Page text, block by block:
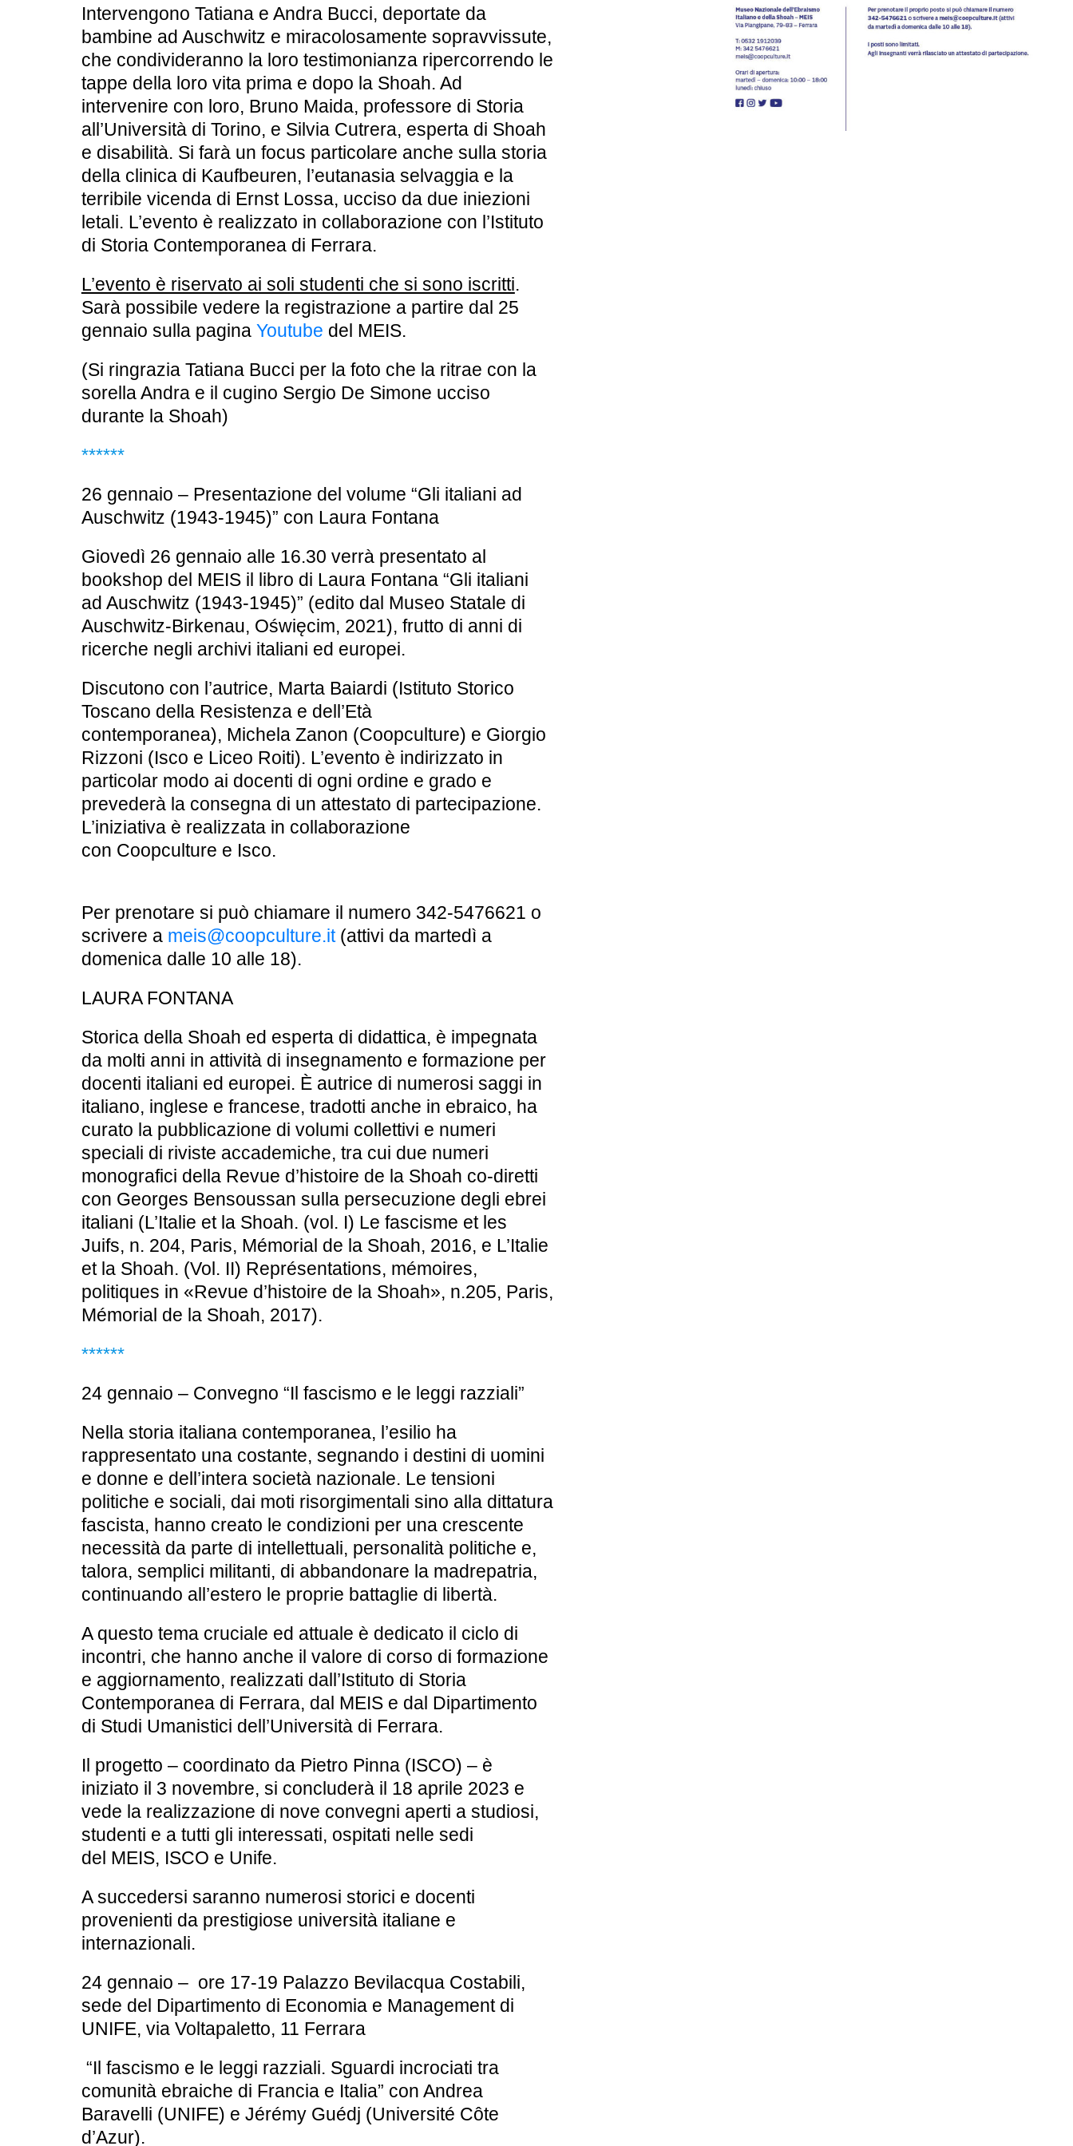
Intervengono Tatiana e Andra Bucci, deportate da
bambine ad Auschwitz e miracolosamente sopravvissute,
che condivideranno la loro testimonianza ripercorrendo le
tappe della loro vita prima e dopo la Shoah. Ad
intervenire con loro, Bruno Maida, professore di Storia
all’Università di Torino, e Silvia Cutrera, esperta di Shoah
e disabilità. Si farà un focus particolare anche sulla storia
della clinica di Kaufbeuren, l’eutanasia selvaggia e la
terribile vicenda di Ernst Lossa, ucciso da due iniezioni
letali. L’evento è realizzato in collaborazione con l’Istituto
di Storia Contemporanea di Ferrara.
L’evento è riservato ai soli studenti che si sono iscritti.
Sarà possibile vedere la registrazione a partire dal 25
gennaio sulla pagina Youtube del MEIS.
(Si ringrazia Tatiana Bucci per la foto che la ritrae con la
sorella Andra e il cugino Sergio De Simone ucciso
durante la Shoah)
******
26 gennaio – Presentazione del volume “Gli italiani ad
Auschwitz (1943-1945)” con Laura Fontana
Giovedì 26 gennaio alle 16.30 verrà presentato al
bookshop del MEIS il libro di Laura Fontana “Gli italiani
ad Auschwitz (1943-1945)” (edito dal Museo Statale di
Auschwitz-Birkenau, Oświęcim, 2021), frutto di anni di
ricerche negli archivi italiani ed europei.
Discutono con l’autrice, Marta Baiardi (Istituto Storico
Toscano della Resistenza e dell’Età
contemporanea), Michela Zanon (Coopculture) e Giorgio
Rizzoni (Isco e Liceo Roiti). L’evento è indirizzato in
particolar modo ai docenti di ogni ordine e grado e
prevederà la consegna di un attestato di partecipazione.
L’iniziativa è realizzata in collaborazione
con Coopculture e Isco.
Per prenotare si può chiamare il numero 342-5476621 o
scrivere a meis@coopculture.it(attivi da martedì a
domenica dalle 10 alle 18).
LAURA FONTANA
Storica della Shoah ed esperta di didattica, è impegnata
da molti anni in attività di insegnamento e formazione per
docenti italiani ed europei. È autrice di numerosi saggi in
italiano, inglese e francese, tradotti anche in ebraico, ha
curato la pubblicazione di volumi collettivi e numeri
speciali di riviste accademiche, tra cui due numeri
monografici della Revue d’histoire de la Shoah co-diretti
con Georges Bensoussan sulla persecuzione degli ebrei
italiani (L’Italie et la Shoah. (vol. I) Le fascisme et les
Juifs, n. 204, Paris, Mémorial de la Shoah, 2016, e L’Italie
et la Shoah. (Vol. II) Représentations, mémoires,
politiques in «Revue d’histoire de la Shoah», n.205, Paris,
Mémorial de la Shoah, 2017).
******
24 gennaio – Convegno “Il fascismo e le leggi razziali”
Nella storia italiana contemporanea, l’esilio ha
rappresentato una costante, segnando i destini di uomini
e donne e dell’intera società nazionale. Le tensioni
politiche e sociali, dai moti risorgimentali sino alla dittatura
fascista, hanno creato le condizioni per una crescente
necessità da parte di intellettuali, personalità politiche e,
talora, semplici militanti, di abbandonare la madrepatria,
continuando all’estero le proprie battaglie di libertà.
A questo tema cruciale ed attuale è dedicato il ciclo di
incontri, che hanno anche il valore di corso di formazione
e aggiornamento, realizzati dall’Istituto di Storia
Contemporanea di Ferrara, dal MEIS e dal Dipartimento
di Studi Umanistici dell’Università di Ferrara.
Il progetto – coordinato da Pietro Pinna (ISCO) – è
iniziato il 3 novembre, si concluderà il 18 aprile 2023 e
vede la realizzazione di nove convegni aperti a studiosi,
studenti e a tutti gli interessati, ospitati nelle sedi
del MEIS, ISCO e Unife.
A succedersi saranno numerosi storici e docenti
provenienti da prestigiose università italiane e
internazionali.
24 gennaio – ore 17-19 Palazzo Bevilacqua Costabili,
sede del Dipartimento di Economia e Management di
UNIFE, via Voltapaletto, 11 Ferrara
“Il fascismo e le leggi razziali. Sguardi incrociati tra
comunità ebraiche di Francia e Italia” con Andrea
Baravelli (UNIFE) e Jérémy Guédj (Université Côte
d’Azur).